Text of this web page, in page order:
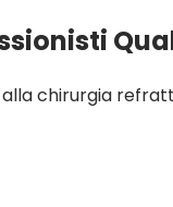
chirurgia